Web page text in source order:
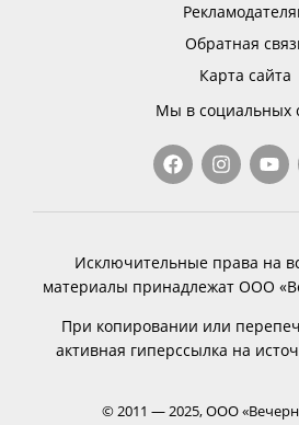
Обратная
Карта сайта
Мы в социальных
Исключительные права на
материалы принадлежат ООО
При копировании или
активная гиперссылка на
© 2011 — 2025, ООО